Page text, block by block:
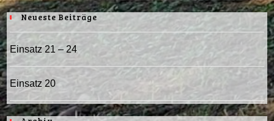
Neueste Beiträge
Einsatz 21 – 24
Einsatz 20